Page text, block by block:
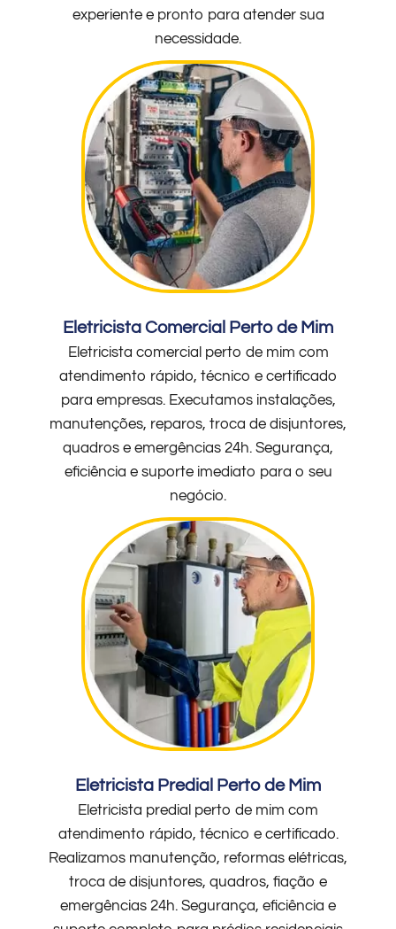
experiente e pronto para atender sua
necessidade.
Eletricista Comercial Perto de Mim
Eletricista comercial perto de mim com
atendimento rápido, técnico e certificado
para empresas. Executamos instalações,
manutenções, reparos, troca de disjuntores,
quadros e emergências 24h. Segurança,
eficiência e suporte imediato para o seu
negócio.
Eletricista Predial Perto de Mim
Eletricista predial perto de mim com
atendimento rápido, técnico e certificado.
Realizamos manutenção, reformas elétricas,
troca de disjuntores, quadros, fiação e
emergências 24h. Segurança, eficiência e